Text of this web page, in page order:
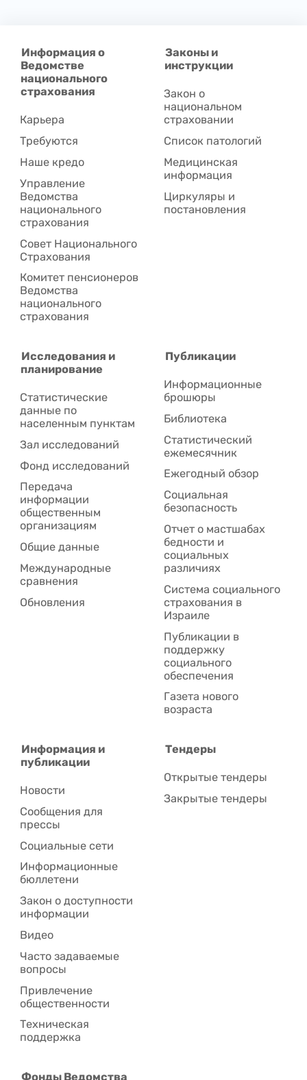
Информация о
Ведомстве
национального
страхования
Карьера
Требуются
Наше кредо
Управление
Ведомства
национального
страхования
Совет Национального
Cтрахования
Комитет пенсионеров
Ведомства
национального
страхования
Законы и
инструкции
Закон о
национальном
страховании
Список патологий
Медицинская
информация
Циркуляры и
постановления
Исследования и
планирование
Статистические
данные по
населенным пунктам
Зал исследований
Фонд исследований
Передача
информации
общественным
организациям
Общие данные
Международные
сравнения
Обновления
Публикации
Информационные
брошюры
Библиотека
Статистический
ежемесячник
Ежегодный обзор
Социальная
безопасность
Отчет о мастшабах
бедности и
социальных
различиях
Система социального
страхования в
Израиле
Публикации в
поддержку
социального
обеспечения
Газета нового
возраста
Информация и
публикации
Новости
Сообщения для
прессы
Социальные сети
Информационные
бюллетени
Закон о доступности
информации
Видео
Часто задаваемые
вопросы
Привлечение
общественности
Техническая
поддержка
Тендеры
Открытые тендеры
Закрытые тендеры
Фонды Ведомства